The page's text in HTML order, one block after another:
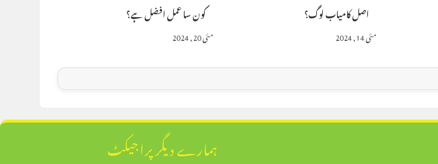
کون سا عمل افضل ہے؟
مئی 20, 2024
اصل کامیاب لوگ؟
مئی 14, 2024
ہمارے دیگر پراجیکٹ